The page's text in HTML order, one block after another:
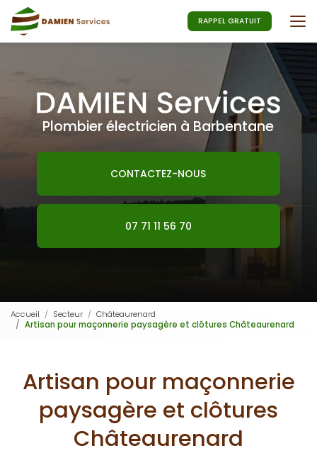
au
contenu
principal
RAPPEL GRATUIT
Plombier électricien à Barbentane
CONTACTEZ-NOUS
07 71 11 56 70
Accueil Secteur
Châteaurenard
Artisan pour maçonnerie paysagère et clôtures Châteaurenard
Artisan pour maçonnerie
paysagère et clôtures
Châteaurenard